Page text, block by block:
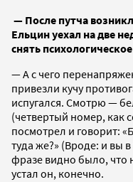
— После путча
Ельцин уехал на две
снять
— А с чего
привезли кучу
испугался. Смотрю —
(четвертый номер, как
посмотрел и говорит:
туда же?» (Вроде: и вы
фразе видно было, что
устал он, конечно.